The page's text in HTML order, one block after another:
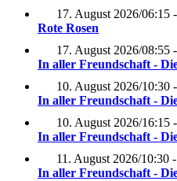
17. August 2026/06:15
Rote Rosen
17. August 2026/08:55
In aller Freundschaft -
10. August 2026/10:30
In aller Freundschaft -
10. August 2026/16:15
In aller Freundschaft -
11. August 2026/10:30
In aller Freundschaft -